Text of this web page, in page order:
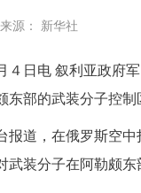
来源： 新华社
日电 叙利亚政府军
部的武装分子控制
道，在俄罗斯空中
武装分子在阿勒颇东